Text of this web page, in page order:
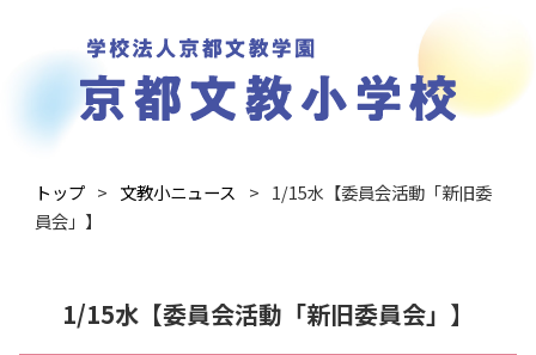
トップ 文教小ニュース
1/15水【委員会活動「新旧委
員会」】
1/15水【委員会活動「新旧委員会」】